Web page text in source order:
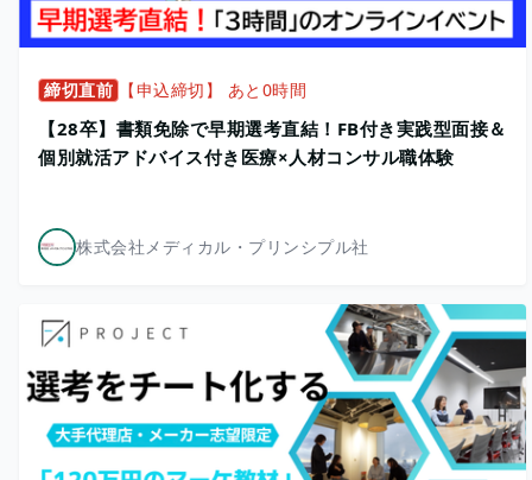
締切直前 【申込締切】 あと0時間
【28卒】書類免除で早期選考直結！FB付き実践型面接＆
個別就活アドバイス付き医療×人材コンサル職体験
株式会社メディカル・プリンシプル社